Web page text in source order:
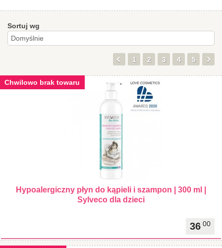
Sortuj wg
1 2 3 4 5
Chwilowo brak towaru
Hypoalergiczny płyn do kąpieli i szampon | 300 ml |
Sylveco dla dzieci
36 00